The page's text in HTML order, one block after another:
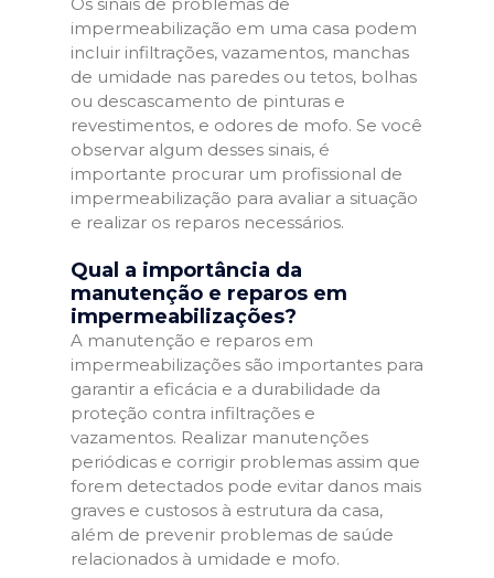
impermeabilização em uma casa podem
incluir infiltrações, vazamentos, manchas
de umidade nas paredes ou tetos, bolhas
ou descascamento de pinturas e
revestimentos, e odores de mofo. Se você
observar algum desses sinais, é
importante procurar um profissional de
impermeabilização para avaliar a situação
e realizar os reparos necessários.
Qual a importância da
manutenção e reparos em
impermeabilizações?
A manutenção e reparos em
impermeabilizações são importantes para
garantir a eficácia e a durabilidade da
proteção contra infiltrações e
vazamentos. Realizar manutenções
periódicas e corrigir problemas assim que
forem detectados pode evitar danos mais
graves e custosos à estrutura da casa,
além de prevenir problemas de saúde
relacionados à umidade e mofo.